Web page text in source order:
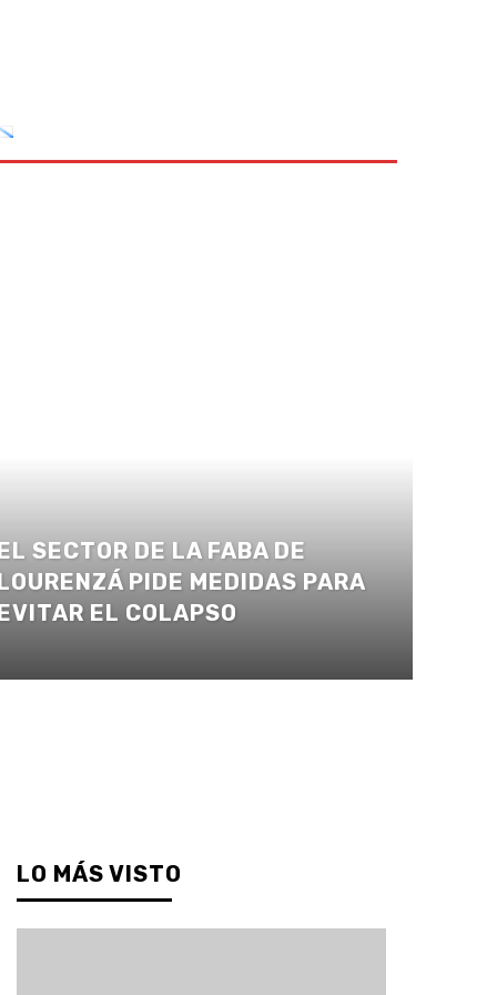
SECTOR DE LA FABA DE
PIDE MEDIDAS PARA
EL COLAPSO
LO MÁS VISTO